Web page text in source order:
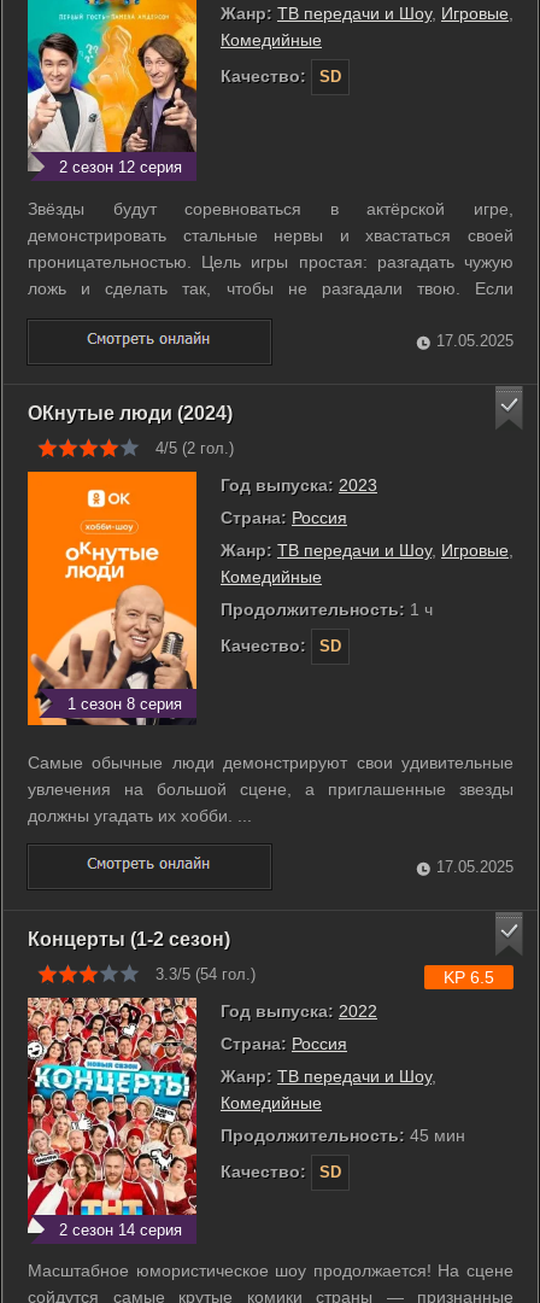
2 сезон 12 серия
Жанр: ТВ передачи и Шоу, Игровые,
Комедийные
Качество:
SD
Звёзды будут соревноваться в актёрской игре,
демонстрировать стальные нервы и хвастаться своей
проницательностью. Цель игры простая: разгадать чужую
ложь и сделать так, чтобы не разгадали твою. Если
справился - ты победил. Ведущие проекта будут «гонять»
звёздных участников по нескольким испытаниям. В рамках
челленджей селебрити придётся и ...
17.05.2025
ОКнутые люди (2024)
4/5 (2 гол.)
1 сезон 8 серия
Год выпуска: 2023
Страна: Россия
Жанр: ТВ передачи и Шоу, Игровые,
Комедийные
Продолжительность: 1 ч
Качество:
SD
Самые обычные люди демонстрируют свои удивительные
увлечения на большой сцене, а приглашенные звезды
должны угадать их хобби. ...
17.05.2025
Концерты (1-2 сезон)
3.3/5 (54 гол.)
2 сезон 14 серия
Год выпуска: 2022
Страна: Россия
Жанр: ТВ передачи и Шоу,
Комедийные
Продолжительность: 45 мин
Качество:
SD
KP 6.5
Масштабное юмористическое шоу продолжается! На сцене
сойдутся самые крутые комики страны — признанные